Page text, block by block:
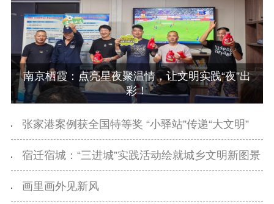
社科强省 工作通知
成果集萃
江苏文脉
资料下载
新闻宣传
主题宣传 对外宣传
新闻发布
文化文艺
精品生产 文化惠民
文化传承
文化交流
南京栖霞：点亮星夜聚温情，让文明实践“夜”出
彩！
张家港案例获全国特等奖 “小驿站”传递“大文明”
宿迁宿城：“三进城”实践活动绘就城乡文明新图景
画里画外见新风